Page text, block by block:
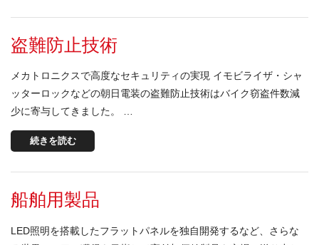
盗難防止技術
メカトロニクスで高度なセキュリティの実現 イモビライザ・シャ
ッターロックなどの朝日電装の盗難防止技術はバイク窃盗件数減
少に寄与してきました。 …
続きを読む
船舶用製品
LED照明を搭載したフラットパネルを独自開発するなど、さらな